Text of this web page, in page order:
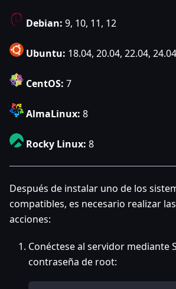
Debian: 9, 10, 11, 12
Ubuntu: 18.04, 20.04, 22.04, 24.04
CentOS: 7
AlmaLinux: 8
Rocky Linux: 8
Después de instalar uno de los
compatibles, es necesario realizar
acciones:
Conéctese al servidor mediante
contraseña de root: